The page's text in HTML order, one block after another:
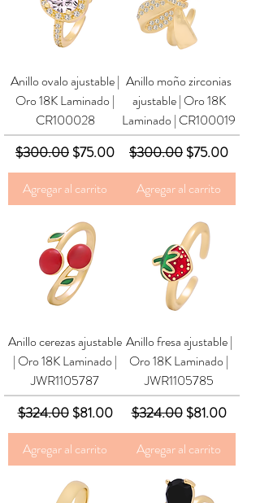
Anillo ovalo ajustable |
Oro 18K Laminado |
CR100028
Precio
$300.00 Precio de oferta
$75.00
Agregar al carrito
Anillo moño zirconias
ajustable | Oro 18K
Laminado | CR100019
Precio
$300.00 Precio de
$75.00
Agregar al carrito
Anillo cerezas ajustable
| Oro 18K Laminado |
JWR1105787
Precio
$324.00 Precio de oferta
$81.00
Agregar al carrito
Anillo fresa ajustable |
Oro 18K Laminado |
JWR1105785
Precio
$324.00 Precio de
$81.00
Agregar al carrito